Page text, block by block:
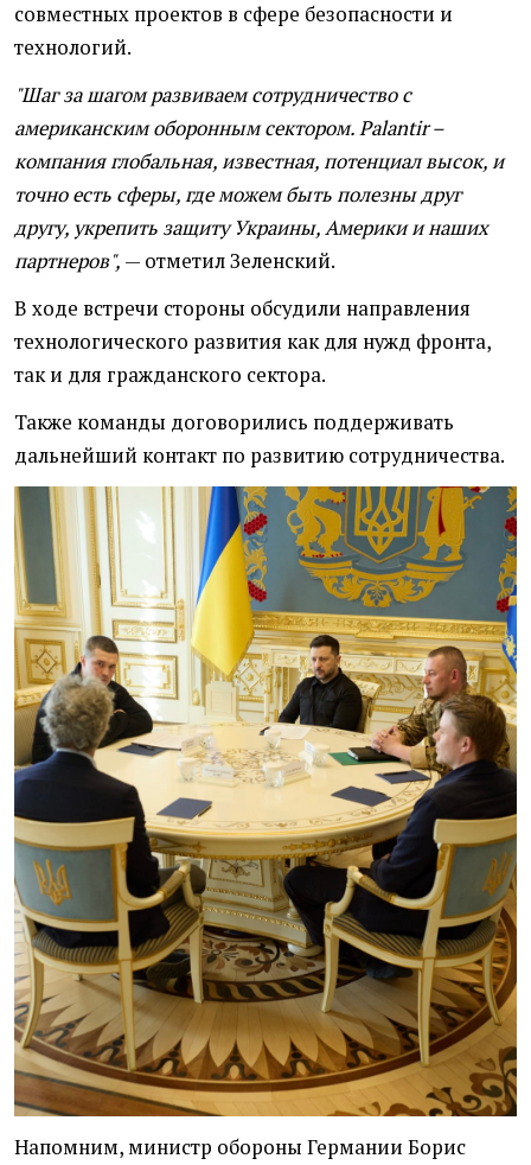
совместных проектов в сфере безопасности и
технологий.
"Шаг за шагом развиваем сотрудничество с
американским оборонным сектором. Palantir –
компания глобальная, известная, потенциал высок, и
точно есть сферы, где можем быть полезны друг
другу, укрепить защиту Украины, Америки и наших
партнеров", — отметил Зеленский.
В ходе встречи стороны обсудили направления
технологического развития как для нужд фронта,
так и для гражданского сектора.
Также команды договорились поддерживать
дальнейший контакт по развитию сотрудничества.
Напомним, министр обороны Германии Борис